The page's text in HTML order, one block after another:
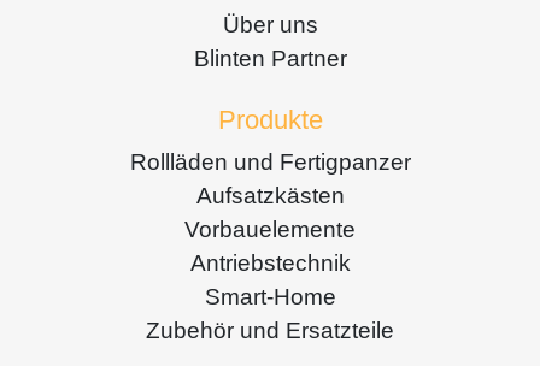
Über uns
Blinten Partner
Produkte
Rollläden und Fertigpanzer
Aufsatzkästen
Vorbauelemente
Antriebstechnik
Smart-Home
Zubehör und Ersatzteile